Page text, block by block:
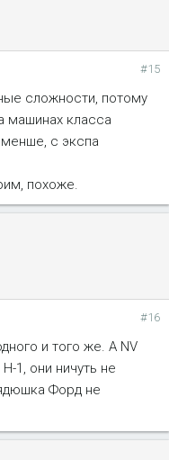
#15
сложности, потому
машинах класса
с экспа
похоже.
#16
и того же. А NV
1, они ничуть не
Форд не